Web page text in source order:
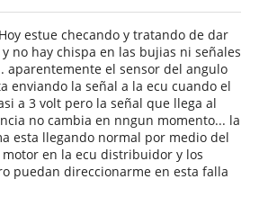
estue checando y tratando de dar
no hay chispa en las bujias ni señales
aparentemente el sensor del angulo
enviando la señal a la ecu cuando el
a 3 volt pero la señal que llega al
no cambia en nngun momento... la
esta llegando normal por medio del
en la ecu distribuidor y los
puedan direccionarme en esta falla